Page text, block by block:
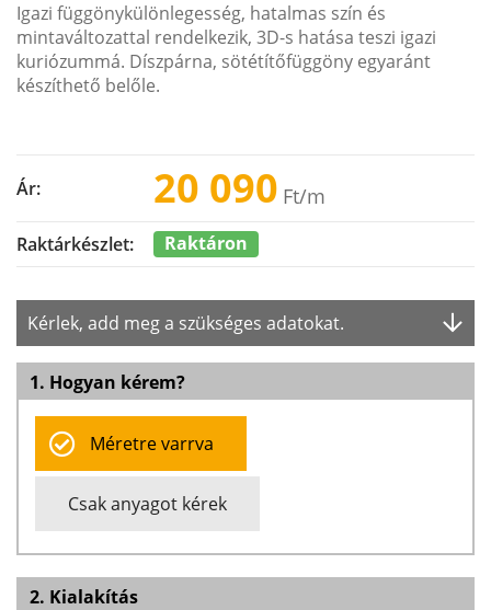
Igazi függönykülönlegesség, hatalmas szín és
mintaváltozattal rendelkezik, 3D-s hatása teszi igazi
kuriózummá. Díszpárna, sötétítőfüggöny egyaránt
készíthető belőle.
Ár: 20 090 Ft/m
Raktárkészlet: Raktáron
Kérlek, add meg a szükséges adatokat.
1. Hogyan kérem?
Méretre varrva
Csak anyagot kérek
2. Kialakítás